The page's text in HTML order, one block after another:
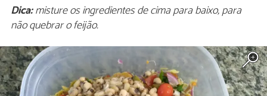
Dica:misture os ingredientes de cima para baixo, para
não quebrar o feijão.